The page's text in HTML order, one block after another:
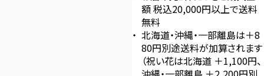
額 税込20,000円以上で送料
無料
北海道・沖縄・一部離島は＋8
80円別途送料が加算されます
（祝い花は北海道 ＋1,100円、